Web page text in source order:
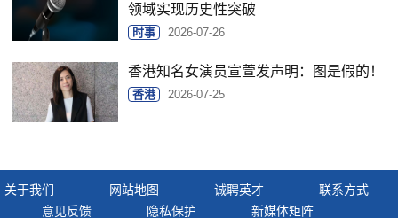
领域实现历史性突破
时事 2026-07-26
香港知名女演员宣萱发声明：图是假的！
香港 2026-07-25
关于我们 网站地图 诚聘英才
联系方式
意见反馈
隐私保护 新媒体矩阵